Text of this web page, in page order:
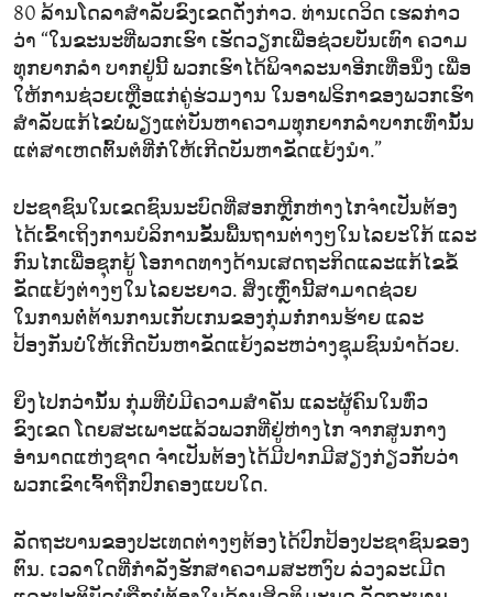
80 ລ້ານໂດລາສຳລັບຂົງເຂດດັ່ງກ່າວ. ທ່ານເດວິດ ເຮລກ່າວ
ວ່າ “ໃນຂະນະທີ່ພວກເຮົາ ເຮັດວຽກເພື່ອຊ່ວຍບັນເທົາ ຄວາມ
ທຸກຍາກລຳ ບາກຢູ່ນີ້ ພວກເຮົາໄດ້ພິຈາລະນາອີກເທື່ອນຶ່ງ ເພື່ອ
ໃຫ້ການຊ່ວຍເຫຼືອແກ່ຄູ່ຮ່ວມງານ ໃນອາຟຣິກາຂອງພວກເຮົາ
ສຳລັບແກ້ໄຂບໍ່ພຽງແຕ່ບັນຫາຄວາມທຸກຍາກລຳບາກເທົ່ານັ້ນ
ແຕ່ສາເຫດຕົ້ນຕໍທີ່ກໍ່ໃຫ້ເກີດບັນຫາຂັດແຍ້ງນຳ.”
ປະຊາຊົນໃນເຂດຊົນນະບົດທີ່ສອກຫຼີກຫ່າງໄກຈຳເປັນຕ້ອງ
ໄດ້ເຂົ້າເຖິງການບໍລິການຂັ້ນພື້ນຖານຕ່າງໆໃນໄລຍະໃກ້ ແລະ
ກົນໄກເພື່ອຊຸກຍູ້ ໂອກາດທາງດ້ານເສດຖະກິດແລະແກ້ໄຂຂໍ້
ຂັດແຍ້ງຕ່າງໆໃນໄລຍະຍາວ. ສິ່ງເຫຼົ່ານີ້ສາມາດຊ່ວຍ
ໃນການຕໍ່ຕ້ານການເກັບເກນຂອງກຸ່ມກໍ່ການຮ້າຍ ແລະ
ປ້ອງກັນບໍ່ໃຫ້ເກີດບັນຫາຂັດແຍ້ງລະຫວ່າງຊຸມຊົນນຳດ້ວຍ.
ຍິ່ງໄປກວ່ານັ້ນ ກຸ່ມທີ່ບໍ່ມີຄວາມສຳຄັນ ແລະຜູ້ຄົນໃນທົ່ວ
ຂົງເຂດ ໂດຍສະເພາະແລ້ວພວກທີ່ຢູ່ຫ່າງໄກ ຈາກສູນກາງ
ອຳນາດແຫ່ງຊາດ ຈຳເປັນຕ້ອງໄດ້ມີປາກມີສຽງກ່ຽວກັບວ່າ
ພວກເຂົາເຈົ້າຖືກປົກຄອງແບບໃດ.
ລັດຖະບານຂອງປະເທດຕ່າງໆຕ້ອງໄດ້ປົກປ້ອງປະຊາຊົນຂອງ
ຕົນ. ເວລາໃດທີ່ກຳລັງຮັກສາຄວາມສະຫງົບ ລ່ວງລະເມີດ